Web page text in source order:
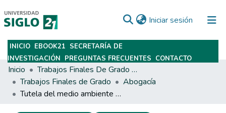
Iniciar sesión (current)
Subir
INICIO EBOOK21 SECRETARÍA DE
INVESTIGACIÓN PREGUNTAS FRECUENTES CONTACTO
Inicio
Trabajos Finales De Grado Y Posgrado
Trabajos Finales de Grado
Abogacía
Tutela del medio ambiente y daño ambiental. Un análisis del derecho humano de acceso al agua potable (derecho de incidencia colectiva).